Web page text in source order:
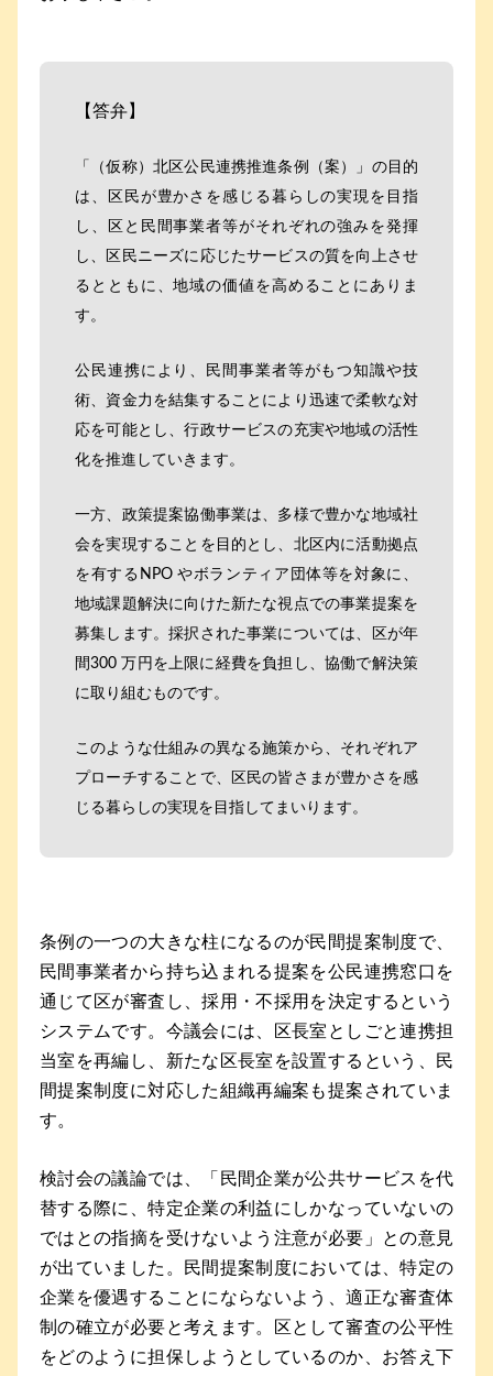
【答弁】
「（仮称）北区公民連携推進条例（案）」の目的
は、区民が豊かさを感じる暮らしの実現を目指
し、区と民間事業者等がそれぞれの強みを発揮
し、区民ニーズに応じたサービスの質を向上させ
るとともに、地域の価値を高めることにありま
す。
公民連携により、民間事業者等がもつ知識や技
術、資金力を結集することにより迅速で柔軟な対
応を可能とし、行政サービスの充実や地域の活性
化を推進していきます。
一方、政策提案協働事業は、多様で豊かな地域社
会を実現することを目的とし、北区内に活動拠点
を有するNPO やボランティア団体等を対象に、
地域課題解決に向けた新たな視点での事業提案を
募集します。採択された事業については、区が年
間300 万円を上限に経費を負担し、協働で解決策
に取り組むものです。
このような仕組みの異なる施策から、それぞれア
プローチすることで、区民の皆さまが豊かさを感
じる暮らしの実現を目指してまいります。
条例の一つの大きな柱になるのが民間提案制度で、
民間事業者から持ち込まれる提案を公民連携窓口を
通じて区が審査し、採用・不採用を決定するという
システムです。今議会には、区長室としごと連携担
当室を再編し、新たな区長室を設置するという、民
間提案制度に対応した組織再編案も提案されていま
す。
検討会の議論では、「民間企業が公共サービスを代
替する際に、特定企業の利益にしかなっていないの
ではとの指摘を受けないよう注意が必要」との意見
が出ていました。民間提案制度においては、特定の
企業を優遇することにならないよう、適正な審査体
制の確立が必要と考えます。区として審査の公平性
をどのように担保しようとしているのか、お答え下